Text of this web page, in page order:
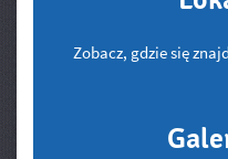
Zobacz, gdzie się